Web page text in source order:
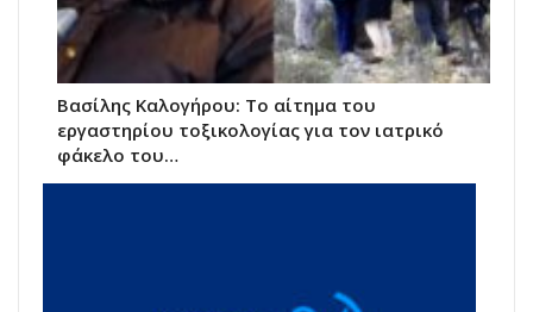
Βασίλης Καλογήρου: Το αίτημα του
εργαστηρίου τοξικολογίας για τον ιατρικό
φάκελο του…